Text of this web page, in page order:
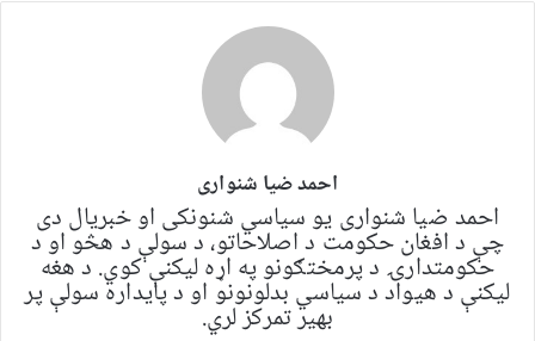
احمد ضیا شنواری
احمد ضیا شنواری یو سياسي شنونکی او خبریال دی
چې د افغان حکومت د اصلاحاتو، د سولې د هڅو او د
حکومتدارۍ د پرمختګونو په اړه لیکنې کوي. د هغه
لیکنې د هیواد د سیاسي بدلونونو او د پایداره سولې پر
بهیر تمرکز لري.